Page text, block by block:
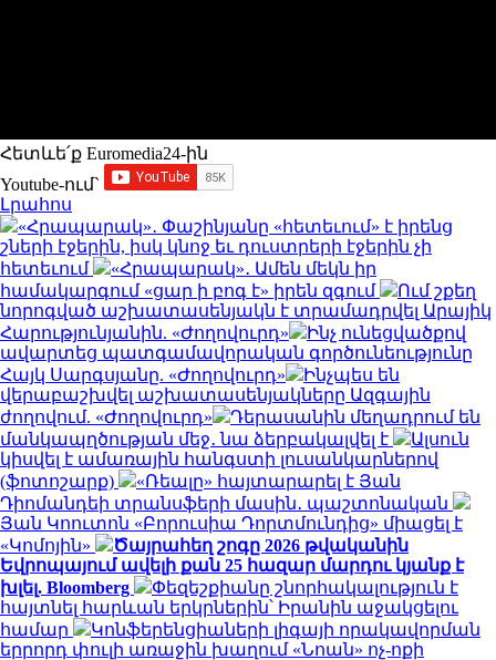
Հետևե՛ք Euromedia24-ին
Youtube-ում`
Լրահոս
«Հրապարակ»․ Փաշինյանը «հետեւում» է իրենց
շների էջերին, իսկ կնոջ եւ դուստրերի էջերին չի
հետեւում
«Հրապարակ»․ Ամեն մեկն իր
համակարգում «ցար ի բոգ է» իրեն զգում
Ում շքեղ
նորոգված աշխատասենյակն է տրամադրվել Արայիկ
Հարությունյանին. «Ժողովուրդ»
Ինչ ունեցվածքով
ավարտեց պատգամավորական գործունեությունը
Հայկ Սարգսյանը. «Ժողովուրդ»
Ինչպես են
վերաբաշխվել աշխատասենյակները Ազգային
ժողովում. «Ժողովուրդ»
Դերասանին մեղադրում են
մանկապղծության մեջ․ նա ձերբակալվել է
Ալսուն
կիսվել է ամառային հանգստի լուսանկարներով
(ֆոտոշարք)
«Ռեալը» հայտարարել է Յան
Դիոմանդեի տրանսֆերի մասին․ պաշտոնական
Յան Կոուտոն «Բորուսիա Դորտմունդից» միացել է
«Կոմոյին»
Ծայրահեղ շոգը 2026 թվականին
Եվրոպայում ավելի քան 25 հազար մարդու կյանք է
խլել. Bloomberg
Փեզեշքիանը շնորհակալություն է
հայտնել հարևան երկրներին՝ Իրանին աջակցելու
համար
Կոնֆերենցիաների լիգայի որակավորման
երրորդ փուլի առաջին խաղում «Նոան» ոչ-ոքի